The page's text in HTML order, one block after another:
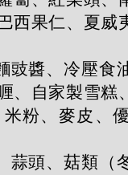
西果仁、夏威
醬、冷壓食
、自家製雪糕
粉、麥皮、
頭、菇類（